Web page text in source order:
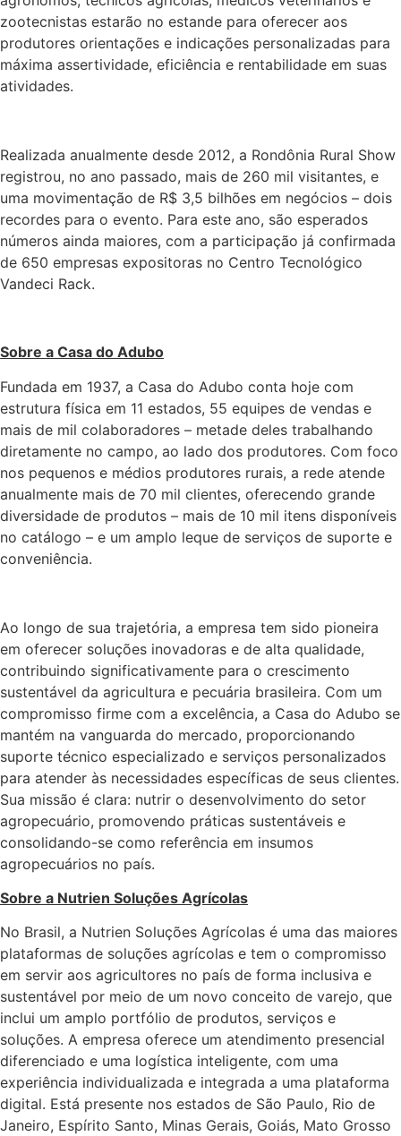
zootecnistas estarão no estande para oferecer aos
produtores orientações e indicações personalizadas para
máxima assertividade, eficiência e rentabilidade em suas
atividades.
Realizada anualmente desde 2012, a Rondônia Rural Show
registrou, no ano passado, mais de 260 mil visitantes, e
uma movimentação de R$ 3,5 bilhões em negócios – dois
recordes para o evento. Para este ano, são esperados
números ainda maiores, com a participação já confirmada
de 650 empresas expositoras no Centro Tecnológico
Vandeci Rack.
Sobre a Casa do Adubo
Fundada em 1937, a Casa do Adubo conta hoje com
estrutura física em 11 estados, 55 equipes de vendas e
mais de mil colaboradores – metade deles trabalhando
diretamente no campo, ao lado dos produtores. Com foco
nos pequenos e médios produtores rurais, a rede atende
anualmente mais de 70 mil clientes, oferecendo grande
diversidade de produtos – mais de 10 mil itens disponíveis
no catálogo – e um amplo leque de serviços de suporte e
conveniência.
Ao longo de sua trajetória, a empresa tem sido pioneira
em oferecer soluções inovadoras e de alta qualidade,
contribuindo significativamente para o crescimento
sustentável da agricultura e pecuária brasileira. Com um
compromisso firme com a excelência, a Casa do Adubo se
mantém na vanguarda do mercado, proporcionando
suporte técnico especializado e serviços personalizados
para atender às necessidades específicas de seus clientes.
Sua missão é clara: nutrir o desenvolvimento do setor
agropecuário, promovendo práticas sustentáveis e
consolidando-se como referência em insumos
agropecuários no país.
Sobre a Nutrien Soluções Agrícolas
No Brasil, a Nutrien Soluções Agrícolas é uma das maiores
plataformas de soluções agrícolas e tem o compromisso
em servir aos agricultores no país de forma inclusiva e
sustentável por meio de um novo conceito de varejo, que
inclui um amplo portfólio de produtos, serviços e
soluções. A empresa oferece um atendimento presencial
diferenciado e uma logística inteligente, com uma
experiência individualizada e integrada a uma plataforma
digital. Está presente nos estados de São Paulo, Rio de
Janeiro, Espírito Santo, Minas Gerais, Goiás, Mato Grosso